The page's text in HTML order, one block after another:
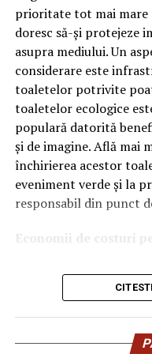
OEM.
Ce înseamnă Ravenol
DenumireaVMP
pentru motoare
ridicate și
constructorilor auto.
Acest produs este
moderne pe benzină și
catalizatoare
sisteme Start-
prioritate tot mai
doresc să-și protejeze
asupra mediului. Un
considerare este
toaletelor potrivite
toaletelor ecologice
populară datorită
și de imagine. Află mai
închirierea acestor
eveniment verde și la
responsabil din punct
Economii de costuri
Unul dintre cele mai
închiriere toalete
termen lung, aceasta
construirea unei